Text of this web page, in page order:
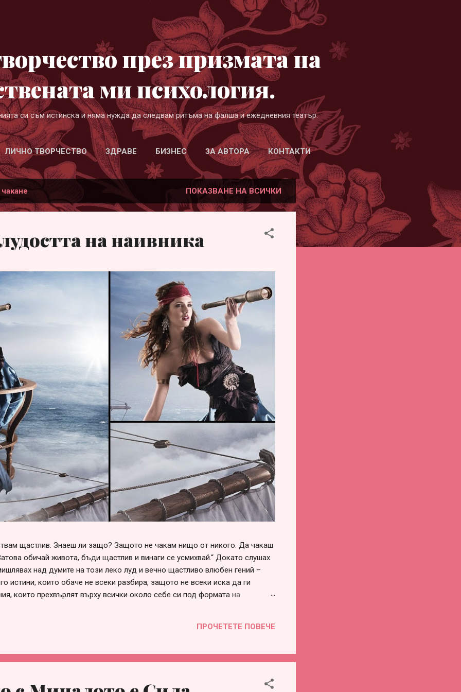
през призмата на
ми психология.
си съм истинска и няма нужда да следвам ритъма на фалша и ежедневния театър.
ЛИЧНО ТВОРЧЕСТВО ЗДРАВЕ БИЗНЕС ЗА АВТОРА КОНТАКТИ
чакане ПОКАЗВАНЕ НА ВСИЧКИ
на наивника
щастлив. Знаеш ли защо? Защото не чакам нищо от никого. Да чакаш
обичай живота, бъди щастлив и винаги се усмихвай.“ Докато слушах
над думите на този леко луд и вечно щастливо влюбен гений –
истини, които обаче не всеки разбира, защото не всеки иска да ги
които прехвърлят върху всички около себе си под формата на
сърцето си. Така или иначе, болка във взаимоотношенията винаги има –
различна призма и личностна мотивация, за която няма своевременна
проста – когато един човек не събира смелост да заяви се...
ПРОЧЕТЕТЕ ПОВЕЧЕ